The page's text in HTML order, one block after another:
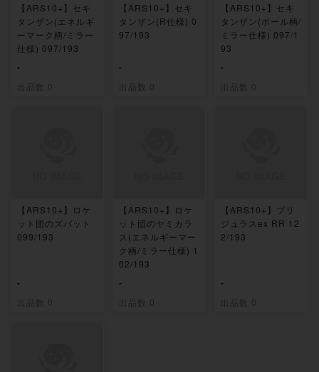
【ARS10+】セキ
タンザン(エネルギ
ーマーク柄/ミラー
仕様) 097/193
-
出品数 0
【ARS10+】セキ
タンザン(R仕様) 0
97/193
-
出品数 0
【ARS10+】セキ
タンザン(ボール柄/
ミラー仕様) 097/1
93
-
出品数 0
【ARS10+】ロケ
ット団のズバット
099/193
-
出品数 0
【ARS10+】ロケ
ット団のヤミカラ
ス(エネルギーマー
ク柄/ミラー仕様) 1
02/193
-
出品数 0
【ARS10+】ブリ
ジュラスex RR 12
2/193
-
出品数 0